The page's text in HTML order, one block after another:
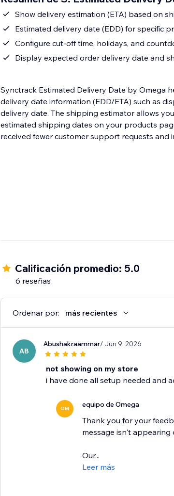
Show delivery estimation (ETA) based on
Estimated delivery date (EDD) for specific
Configure cut-off time, holidays, and
Display expected order delivery date and
Synctrack Estimated Delivery Date by Omega
delivery date information (EDD/ETA) such as
delivery date. The shipping estimator allows
estimated shipping dates on your products
received fewer customer support requests and
Calificación promedio: 5.0
6 reseñas
Ordenar por: más recientes
AB
Abushakraammar/ Jun 9, 2026
not showing on my store
i have done all setup needed and
OM equipo de Omega
Thank you for your
message isn't
Our...
Leer más